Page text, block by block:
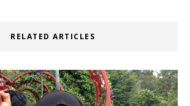
RELATED ARTICLES